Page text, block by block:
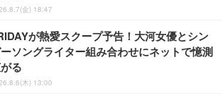
金) 18:47
が熱愛スクープ予告！大河女優とシン
ーソングライター組み合わせにネットで憶測
る
木) 13:00